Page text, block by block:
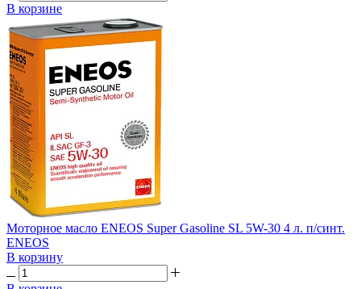
В корзине
Моторное масло ENEOS Super Gasoline SL 5W-30 4 л. п/синт.
ENEOS
В корзину